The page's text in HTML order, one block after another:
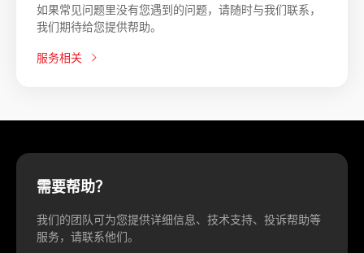
如果常见问题里没有您遇到的问题，请随时与我们联系，
我们期待给您提供帮助。
服务相关
需要帮助？
我们的团队可为您提供详细信息、技术支持、投诉帮助等
服务，请联系他们。